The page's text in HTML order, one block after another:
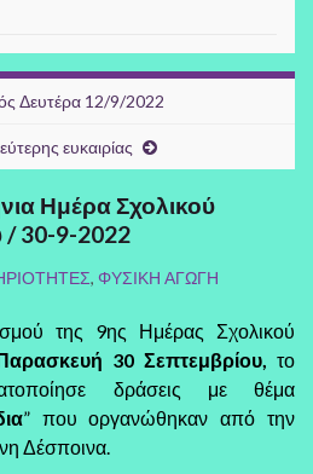
Δευτέρα 12/9/2022
ευκαιρίας
Ημέρα Σχολικού
/ 30-9-2022
, ΦΥΣΙΚΗ ΑΓΩΓΗ
της 9ης Ημέρας Σχολικού
30 Σεπτεμβρίου, το
δράσεις με θέμα
” που οργανώθηκαν από την
Δέσποινα.